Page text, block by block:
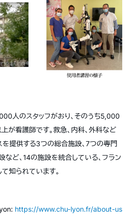
人のスタッフがおり、そのうち5,000
が看護師です。救急、内科、外科など
提供する3つの総合施設、7つの専門
など、14の施設を統合している、フラン
知られています。
https://www.chu-lyon.fr/about-us